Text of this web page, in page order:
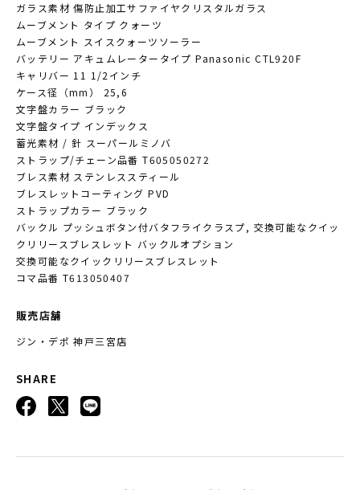
ガラス素材 傷防止加工サファイヤクリスタルガラス
ムーブメント タイプ クォーツ
ムーブメント スイスクォーツソーラー
バッテリー アキュムレータータイプ Panasonic CTL920F
キャリバー 11 1/2インチ
ケース径（mm） 25,6
文字盤カラー ブラック
文字盤タイプ インデックス
蓄光素材 / 針 スーパールミノバ
ストラップ/チェーン品番 T605050272
ブレス素材 ステンレススティール
ブレスレットコーティング PVD
ストラップカラー ブラック
バックル プッシュボタン付バタフライクラスプ, 交換可能なクイッ
クリリースブレスレット バックルオプション
交換可能なクイックリリースブレスレット
コマ品番 T613050407
販売店舗
ジン・デポ 神戸三宮店
SHARE